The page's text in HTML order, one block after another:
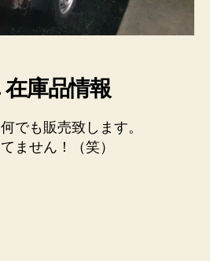
庫品情報
でも販売致します。
ません！（笑）